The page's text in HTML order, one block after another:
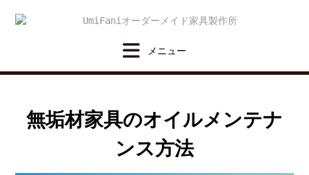
無垢材家具のオイルメンテナ
ンス方法